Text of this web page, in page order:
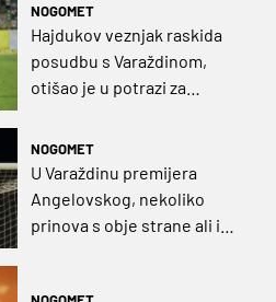
NOGOMET
Hajdukov veznjak raskida
posudbu s Varaždinom,
otišao je u potrazi za
NOGOMET
U Varaždinu premijera
Angelovskog, nekoliko
prinova s obje strane ali i